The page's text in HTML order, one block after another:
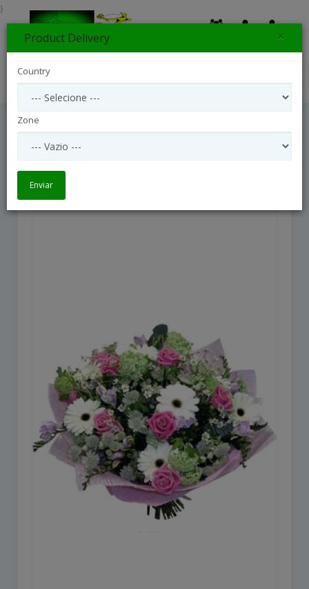
Agnes
}
Product Delivery ×
Country
Zone
Enviar